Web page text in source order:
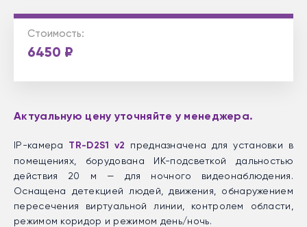
Стоимость:
6450 ₽
Актуальную цену уточняйте у менеджера.
IP-камера TR-D2S1 v2 предназначена для установки в
помещениях, борудована ИК-подсветкой дальностью
действия 20 м — для ночного видеонаблюдения.
Оснащена детекцией людей, движения, обнаружением
пересечения виртуальной линии, контролем области,
режимом коридор и режимом день/ночь.